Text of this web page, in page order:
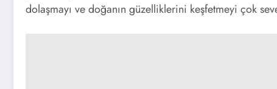
dolaşmayı ve doğanın güzelliklerini keşfetmeyi çok